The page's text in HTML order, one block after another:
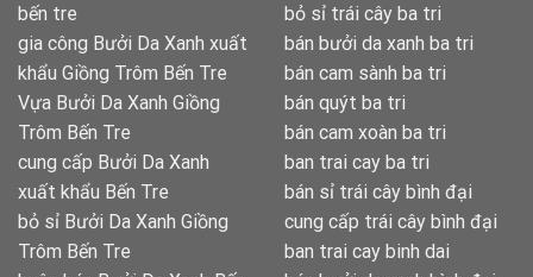
bến tre
gia công Bưởi Da Xanh xuất
khẩu Giồng Trôm Bến Tre
Vựa Bưởi Da Xanh Giồng
Trôm Bến Tre
cung cấp Bưởi Da Xanh
xuất khẩu Bến Tre
bỏ sỉ Bưởi Da Xanh Giồng
Trôm Bến Tre
bỏ sỉ trái cây ba tri
bán bưởi da xanh ba tri
bán cam sành ba tri
bán quýt ba tri
bán cam xoàn ba tri
ban trai cay ba tri
bán sỉ trái cây bình đại
cung cấp trái cây bình đại
ban trai cay binh dai